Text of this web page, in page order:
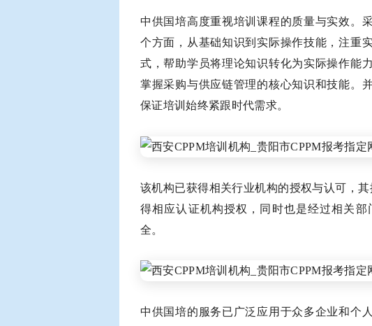
中供国培高度重视培训课程的质量与实效。
个方面，从基础知识到实际操作技能，注重
式，帮助学员将理论知识转化为实际操作能
掌握采购与供应链管理的核心知识和技能。
保证培训始终紧跟时代需求。
该机构已获得相关行业机构的授权与认可，
得相应认证机构授权，同时也是经过相关
全。
中供国培的服务已广泛应用于众多企业和个